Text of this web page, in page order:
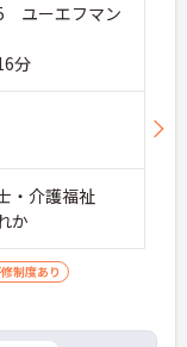
ユーエフマン
分
・介護福祉
か
制度あり